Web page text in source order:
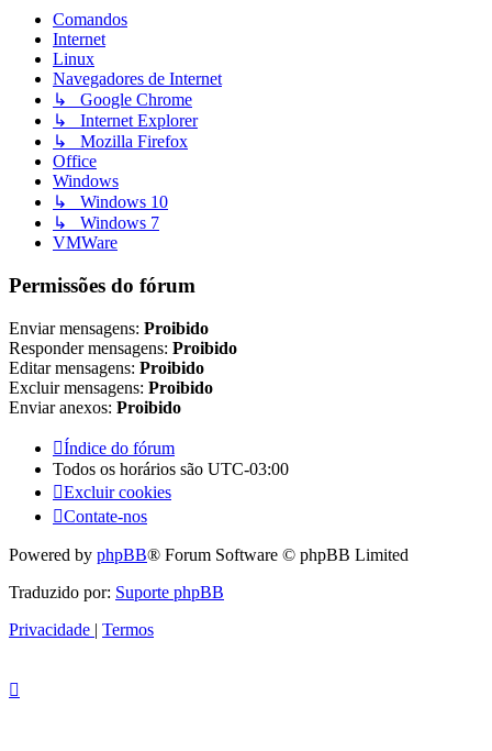
Comandos
Internet
Linux
Navegadores de Internet
↳ Google Chrome
↳ Internet Explorer
↳ Mozilla Firefox
Office
Windows
↳ Windows 10
↳ Windows 7
VMWare
Permissões do fórum
Enviar mensagens: Proibido
Responder mensagens: Proibido
Editar mensagens: Proibido
Excluir mensagens: Proibido
Enviar anexos: Proibido
Índice do fórum
Todos os horários são UTC-03:00
Excluir cookies
Contate-nos
Powered by phpBB® Forum Software © phpBB Limited
Traduzido por: Suporte phpBB
Privacidade | Termos